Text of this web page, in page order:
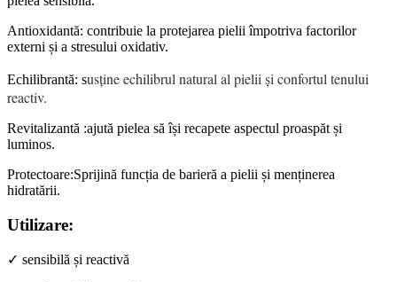
Antioxidantă: contribuie la protejarea pielii împotriva factorilor
externi și a stresului oxidativ.
Echilibrantă: susține echilibrul natural al pielii și confortul tenului
reactiv.
Revitalizantă :ajută pielea să își recapete aspectul proaspăt și
luminos.
Protectoare:Sprijină funcția de barieră a pielii și menținerea
hidratării.
Utilizare:
✓ sensibilă și reactivă